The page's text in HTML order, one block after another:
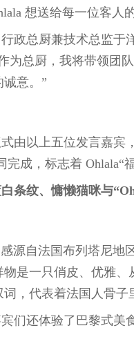
想送给每一位客人
政总厨兼技术总监于
为总厨，我将带领团
意。”
由以上五位发言嘉宾
成，标志着 Ohlala“
条纹、慵懒猫咪与
感源自法国布列塔尼
是一只俏皮、优雅、
，代表着法国人骨子
们还体验了巴黎式美